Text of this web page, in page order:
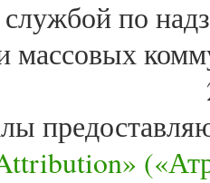
по
массовых